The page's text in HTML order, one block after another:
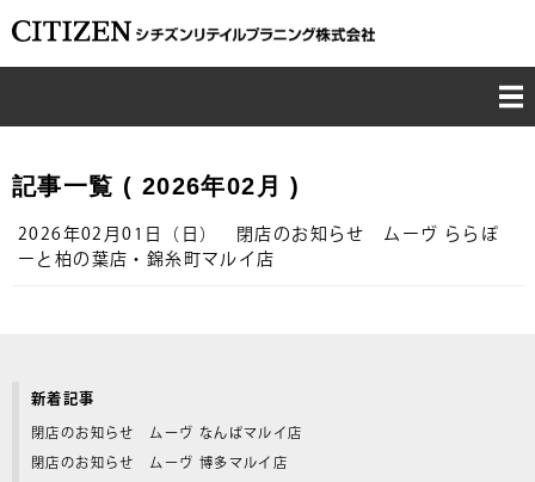
COMPANY
RECRUIT
記事一覧 ( 2026年02月 )
2026年02月01日（日） 閉店のお知らせ ムーヴ ららぽ
ーと柏の葉店・錦糸町マルイ店
新着記事
閉店のお知らせ ムーヴ なんばマルイ店
閉店のお知らせ ムーヴ 博多マルイ店